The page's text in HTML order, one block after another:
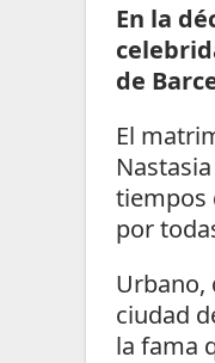
En la
de
El
tiempos
por
Urbano,
ciudad
la fama